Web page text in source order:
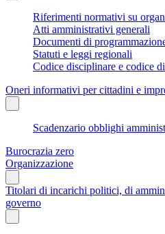
Riferimenti normativi su
Atti amministrativi generali
Documenti di
Statuti e leggi regionali
Codice disciplinare e codice
Oneri informativi per cittadini e
Scadenzario obblighi
Burocrazia zero
Organizzazione
Titolari di incarichi politici, di
governo